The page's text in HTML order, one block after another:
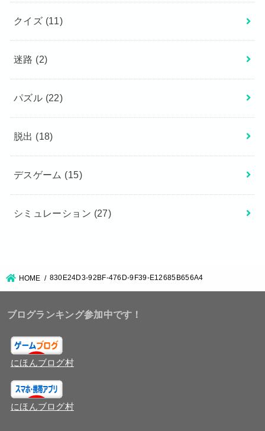
クイズ (11)
迷路 (2)
パズル (22)
脱出 (18)
デスゲーム (15)
シミュレーション (27)
HOME 830E24D3-92BF-476D-9F39-E12685B656A4
ブログランキング参加中です！
にほんブログ村
にほんブログ村